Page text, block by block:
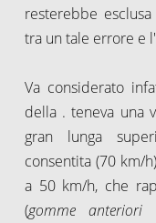
resterebbe
tra un tale errore e
Va considerato
della . teneva una
gran lunga
consentita (70 km/
a 50 km/h, che
(gomme